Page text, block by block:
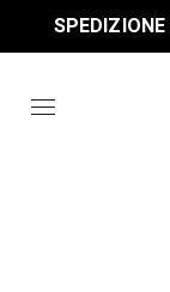
the